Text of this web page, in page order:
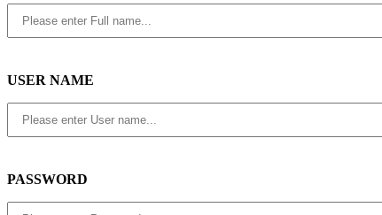
USER NAME
PASSWORD